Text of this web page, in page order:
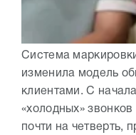
Система
изменила модель
клиентами. С
«холодных»
почти на четверть,